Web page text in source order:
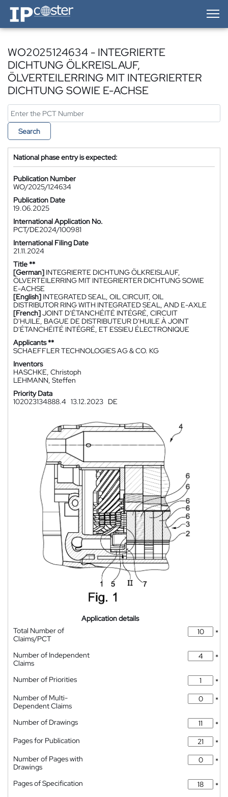
IP-Coster — Home
WO2025124634 - INTEGRIERTE
DICHTUNG ÖLKREISLAUF,
ÖLVERTEILERRING MIT INTEGRIERTER
DICHTUNG SOWIE E-ACHSE
Search
National phase entry is expected:
Publication Number
WO/2025/124634
Publication Date
19.06.2025
International Application No.
PCT/DE2024/100981
International Filing Date
21.11.2024
Title **
[German] INTEGRIERTE DICHTUNG ÖLKREISLAUF,
ÖLVERTEILERRING MIT INTEGRIERTER DICHTUNG SOWIE
E-ACHSE
[English] INTEGRATED SEAL, OIL CIRCUIT, OIL
DISTRIBUTOR RING WITH INTEGRATED SEAL, AND E-AXLE
[French]JOINT D'ÉTANCHÉITÉ INTÉGRÉ, CIRCUIT
D'HUILE, BAGUE DE DISTRIBUTEUR D'HUILE À JOINT
D'ÉTANCHÉITÉ INTÉGRÉ, ET ESSIEU ÉLECTRONIQUE
Applicants **
SCHAEFFLER TECHNOLOGIES AG & CO. KG
Inventors
HASCHKE, Christoph
LEHMANN, Steffen
Priority Data
102023134888.4 13.12.2023 DE
Application details
Total Number of
Claims/PCT
*
Number of Independent
Claims
*
Number of Priorities
*
Number of Multi-
Dependent Claims
*
Number of Drawings
*
Pages for Publication
*
Number of Pages with
Drawings
*
Pages of Specification
*